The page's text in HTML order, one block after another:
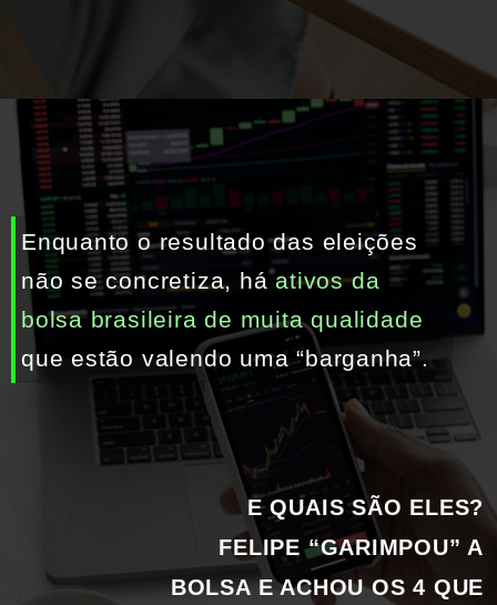
E QUAIS SÃO ELES?
FELIPE “GARIMPOU” A
BOLSA E ACHOU OS 4 QUE
Enquanto o resultado das eleições
não se concretiza, há ativos da
bolsa brasileira de muita qualidade
que estão valendo uma “barganha”.